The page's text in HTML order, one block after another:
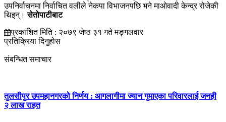
उपनिर्वाचनमा निर्वाचित वलीले नेकपा विभाजनपछि भने माओवादी केन्द्र रोजेकी
थिइन्।सेतोपाटीबाट
प्रकाशित मिति : २०७९ जेष्ठ ३१ गते मङ्गलवार
प्रतिक्रिया दिनुहोस
संबन्धित समाचार
तुलसीपुर उपमहानगरको निर्णय : आगलागीमा ज्यान गुमाएका परिवारलाई जनही
२ लाख राहत